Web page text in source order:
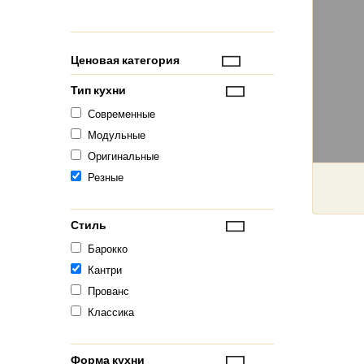
Ценовая категория
Тип кухни
Современные
Модульные
Оригинальные
Резные
Стиль
Барокко
Кантри
Прованс
Классика
Форма кухни